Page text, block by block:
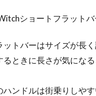
ショートフラットバ
ットバーはサイズが長
るときに長さが気にな
ハンドルは街乗りしや